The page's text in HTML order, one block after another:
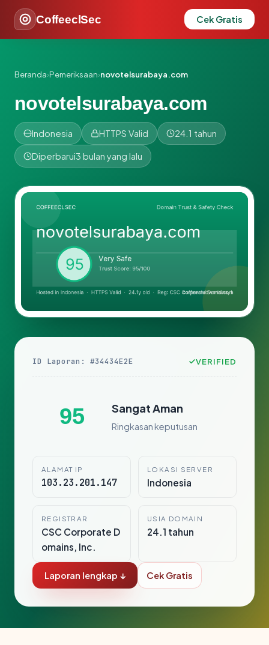
CoffeeclSec Cek Gratis
Beranda›Pemeriksaan›novotelsurabaya.com
novotelsurabaya.com
Indonesia HTTPS Valid 24.1 tahun
Diperbarui3 bulan yang lalu
ID Laporan: #34434E2E VERIFIED
95 Sangat Aman
Ringkasan keputusan
ALAMAT IP
103.23.201.147
LOKASI SERVER
Indonesia
REGISTRAR
CSC Corporate D
omains, Inc.
USIA DOMAIN
24.1 tahun
Laporan lengkap ↓ Cek Gratis